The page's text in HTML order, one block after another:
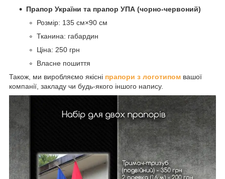
Прапор України та прапор УПА (чорно-червоний)
Розмір: 135 см×90 см
Тканина: габардин
Ціна: 250 грн
Власне пошиття
Також, ми виробляємо якісні прапори з логотипом вашої
компанії, закладу чи будь-якого іншого напису.